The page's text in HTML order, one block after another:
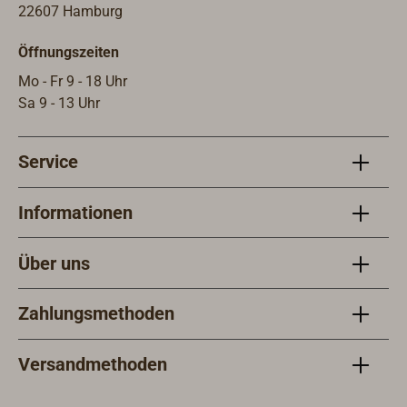
Schmiede in den letzten Jahrzehnten
Industrie sind alle WICHARD-Schäkel
mit einem Working Load Limit (WLL)
gestempelt. Dies ist die maximal
von Lasten im gewerblichen Bereich.
Bruchlast (BRL) auch noch eine
maximal sinnvolle Arbeitslast (WL)
22607 Hamburg
Öffnungszeiten
Mo - Fr 9 - 18 Uhr
Sa 9 - 13 Uhr
Service
Informationen
Über uns
Zahlungsmethoden
Versandmethoden